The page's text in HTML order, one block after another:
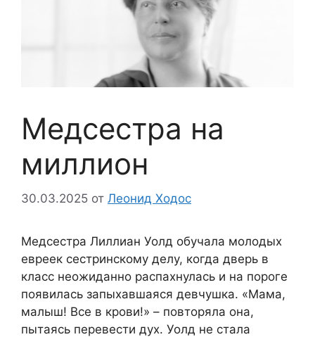
Медсестра на
миллион
30.03.2025 от Леонид Ходос
Медсестра Лиллиан Уолд обучала молодых
евреек сестринскому делу, когда дверь в
класс неожиданно распахнулась и на пороге
появилась запыхавшаяся девчушка. «Мама,
малыш! Все в крови!» – повторяла она,
пытаясь перевести дух. Уолд не стала